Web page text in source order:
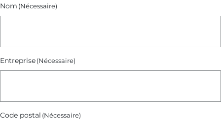
Nom (Nécessaire)
Entreprise(Nécessaire)
Code postal (Nécessaire)